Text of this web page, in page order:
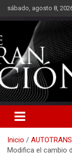
Saltarsábado, agosto 8,
Inicio
Modifica el cambio